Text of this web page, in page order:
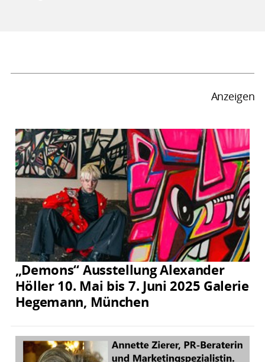
Anzeigen
„Demons“ Ausstellung Alexander
Höller 10. Mai bis 7. Juni 2025 Galerie
Hegemann, München